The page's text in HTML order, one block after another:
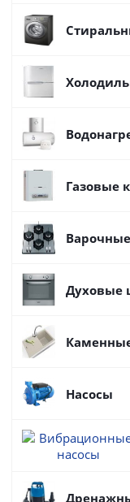
Газовые
Духовые
Насосы